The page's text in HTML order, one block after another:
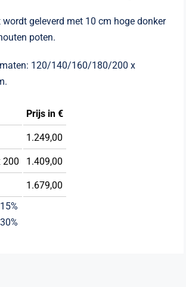
wordt geleverd met 10 cm hoge donker
poten.
maten: 120/140/160/180/200 x
Prijs in €
1.249,00
200 1.409,00
1.679,00